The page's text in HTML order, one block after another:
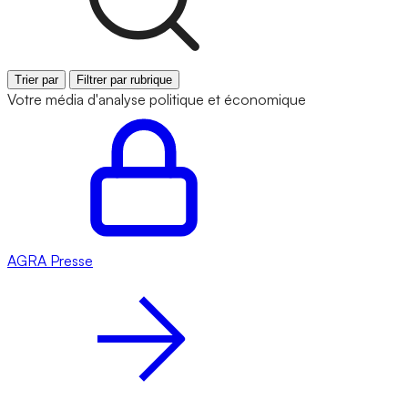
Trier par Filtrer par rubrique
Votre média d'analyse politique et économique
AGRA Presse